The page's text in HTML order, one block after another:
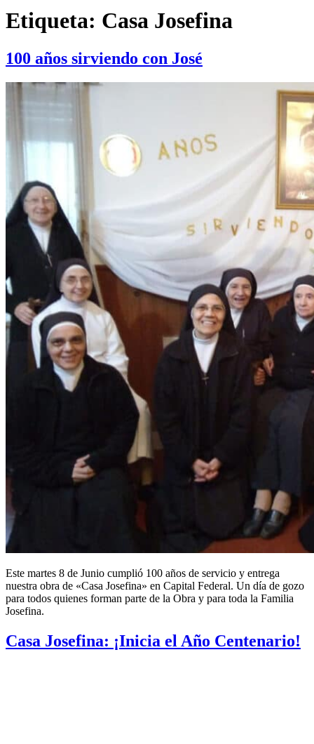
Etiqueta: Casa Josefina
100 años sirviendo con José
Este martes 8 de Junio cumplió 100 años de servicio y entrega
nuestra obra de «Casa Josefina» en Capital Federal. Un día de gozo
para todos quienes forman parte de la Obra y para toda la Familia
Josefina.
Casa Josefina: ¡Inicia el Año Centenario!